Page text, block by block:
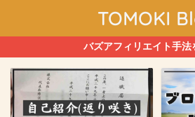
TOMOKI
バズアフィリエイト手法